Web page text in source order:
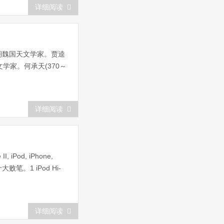
详细阅读
国天文学家。贾逵
家。何承天(370～
详细阅读
iPod, iPhone,
败笔。1 iPod Hi-
详细阅读